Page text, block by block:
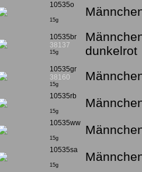
10535o
15g
10535br
38137
15g
dunkelrot
10535gr
38160
15g
10535rb
15g
10535ww
15g
10535sa
15g